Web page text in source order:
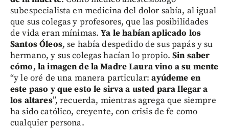
subespecialista en medicina del dolor sabía, al igual
que sus colegas y profesores, que las posibilidades
de vida eran mínimas.Ya le habían aplicado los
Santos Óleos, se había despedido de sus papás y su
hermano, y sus colegas hacían lo propio. Sin saber
cómo, la imagen de la Madre Laura vino a su mente
“y le oré de una manera particular:ayúdeme en
este paso y que esto le sirva a usted para llegar a
los altares”, recuerda, mientras agrega que siempre
ha sido católico, creyente, con crisis de fe como
cualquier persona.